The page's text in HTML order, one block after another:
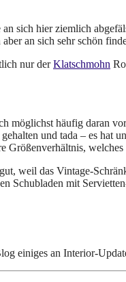
sich hier ziemlich
an sich sehr schön
nur derKlatschmohn
möglichst häufig daran
und tada – es hat
Größenverhältnis,
weil das Vintage-
Schubladen mit
einiges an Interior-